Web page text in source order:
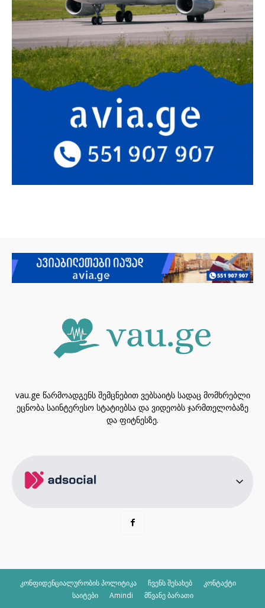
vau.ge წარმოადგენს შემცნებით ვებსაიტს სადაც მომხრებლი
ეცნობა საინტერესო სტატიებსა და ვიდეობს ჯარმთელობაზე
და ფიტნესზე.
კონფიდენციალურობის პოლიტიკა ჩვენს შესახებ
კონტაქტი
საიტები
Amindi მწვანე ბარათი